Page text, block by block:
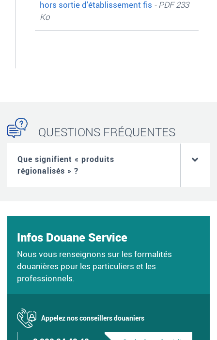
hors sortie d’établissement fis - PDF 233
Ko
QUESTIONS FRÉQUENTES
Que signifient « produits
régionalisés » ?
Infos Douane Service
Nous vous renseignons sur les formalités
douanières pour les particuliers et les
professionnels.
Appelez nos conseillers douaniers